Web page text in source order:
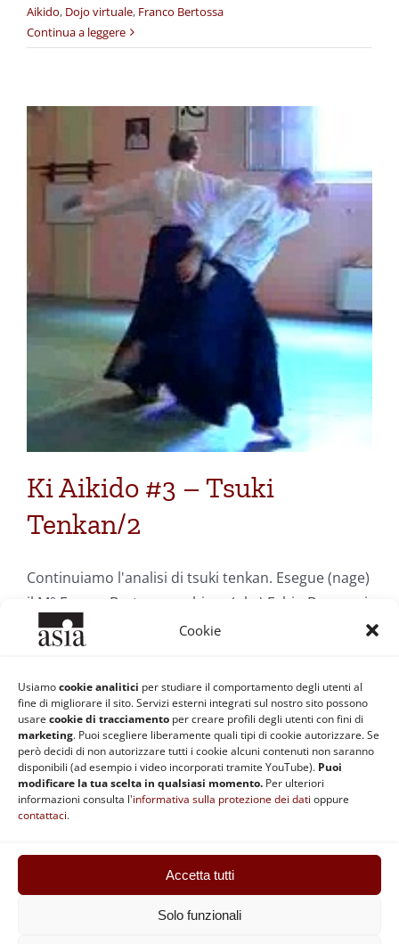
Cookie
Usiamocookie analitici per studiare il comportamento degli utenti al
fine di migliorare il sito. Servizi esterni integrati sul nostro sito possono
usare cookie di tracciamento per creare profili degli utenti con fini di
marketing. Puoi scegliere liberamente quali tipi di cookie autorizzare. Se
però decidi di non autorizzare tutti i cookie alcuni contenuti non saranno
disponibili (ad esempio i video incorporati tramite YouTube). Puoi
modificare la tua scelta in qualsiasi momento. Per ulteriori
informazioni consulta l'informativa sulla protezione dei dati oppure
contattaci.
Accetta tutti
Solo funzionali
Aikido, Dojo virtuale, Franco Bertossa
Continua a leggere
Ki Aikido #3 – Tsuki
Tenkan/2
Continuiamo l'analisi di tsuki tenkan. Esegue (nage)
il M° Franco Bertossa, subisce (uke) Fabio Bompani.
Aikido | Tag:Aikido,Dojo virtuale , Franco Bertossa
Continua a leggere
1 2 Prossimo
Regolamento| Privacy e Cookie